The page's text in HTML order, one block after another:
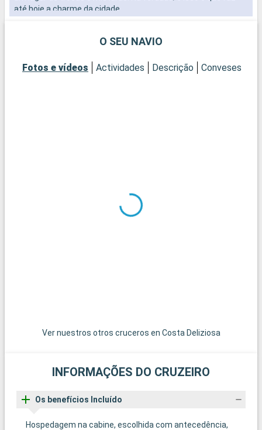
até hoje a charme da cidade.
O SEU NAVIO
Fotos e vídeos Actividades Descrição Conveses
Ver nuestros otros cruceros en Costa Deliziosa
INFORMAÇÕES DO CRUZEIRO
Os benefícios Incluído
Hospedagem na cabine, escolhida com antecedência,